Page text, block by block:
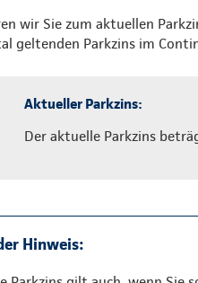
wir Sie zum aktuellen
geltenden Parkzins im
Aktueller Parkzins:
Der aktuelle Parkzins
Hinweis: